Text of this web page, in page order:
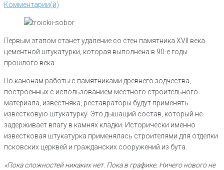
Комментарии(й)
Первым этапом станет удаление со стен памятника XVII века
цементной штукатурки, которая выполнена в 90-е годы
прошлого века.
По канонам работы с памятниками древнего зодчества,
построенных с использованием местного строительного
материала, известняка, реставраторы будут применять
известковую штукатурку. Это дышащий состав, который не
задерживает влагу в камнях кладки. Исторически именно
известковая штукатурка применялась строителями для отделки
псковских церквей и гражданских сооружений из бута.
«Пока сложностей никаких нет. Пока в графике. Ничего нового не